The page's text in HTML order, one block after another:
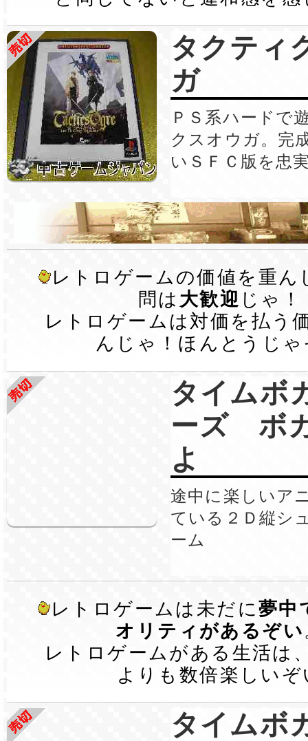
タクティ
ガ
ＰＳ系ハードで
クスオウガ。完
いＳＦＣ版を忠
レトロゲームの価値を重ん
問は 大歓迎 じゃ！
レトロゲームは対価を払う
んじゃ！ほんとうじゃ
タイムボ
ーズ ボ
よ
途中に楽しいア
ている２Ｄ縦シ
ーム
レトロゲームは未だに夢中
オリティがあるぞい
レトロゲームがある生活は
よりも数倍楽しいぞ
タイムボ